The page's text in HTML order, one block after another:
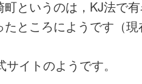
というのは，KJ法で
ところにようです（
イトのようです。